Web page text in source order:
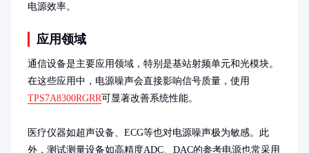
电源效率。
应用领域
通信设备是主要应用领域，特别是基站射频单元和光模块。
在这些应用中，电源噪声会直接影响信号质量，使用
TPS7A8300RGRR可显著改善系统性能。
医疗仪器如超声设备、ECG等也对电源噪声极为敏感。此
外，测试测量设备如高精度ADC、DAC的参考电源也常采用